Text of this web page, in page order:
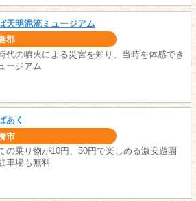
天明泥流ミュージアム
郡
代の噴火による災害を知り、当時を体感でき
ージアム
あく
市
の乗り物が10円、50円で楽しめる激安遊園
車場も無料